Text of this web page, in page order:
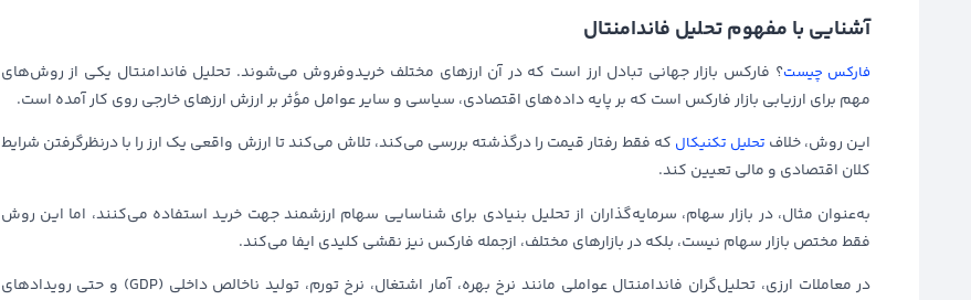
آشنایی با مفهوم تحلیل فاندامنتال
فارکس چیست؟ فارکس بازار جهانی تبادل ارز است که در آن ارزهای مختلف خریدوفروش می‌شوند. تحلیل فاندامنتال یکی از روش‌های
مهم برای ارزیابی بازار فارکس است که بر پایه داده‌های اقتصادی، سیاسی و سایر عوامل مؤثر بر ارزش ارزهای خارجی روی کار آمده است.
این روش، خلاف تحلیل تکنیکال که فقط رفتار قیمت را درگذشته بررسی می‌کند، تلاش می‌کند تا ارزش واقعی یک ارز را با درنظرگرفتن شرایط
کلان اقتصادی و مالی تعیین کند.
به‌عنوان مثال، در بازار سهام، سرمایه‌گذاران از تحلیل بنیادی برای شناسایی سهام ارزشمند جهت خرید استفاده می‌کنند، اما این روش
فقط مختص بازار سهام نیست، بلکه در بازارهای مختلف، ازجمله فارکس نیز نقشی کلیدی ایفا می‌کند.
در معاملات ارزی، تحلیل‌گران فاندامنتال عواملی مانند نرخ بهره، آمار اشتغال، نرخ تورم، تولید ناخالص داخلی (GDP) و حتی رویدادهای